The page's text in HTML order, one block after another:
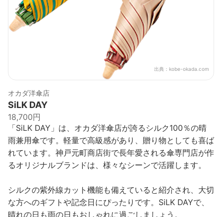
出典： kobe-okada.com
オカダ洋傘店
SiLK DAY
18,700円
「SiLK DAY」は、オカダ洋傘店が誇るシルク100％の晴
雨兼用傘です。軽量で高級感があり、贈り物としても喜ば
れています。神戸元町商店街で長年愛される傘専門店が作
るオリジナルブランドは、様々なシーンで活躍します。
シルクの紫外線カット機能も備えていると紹介され、大切
な方へのギフトや記念日にぴったりです。SiLK DAYで、
晴れの日も雨の日もおしゃれに過ごしましょう。